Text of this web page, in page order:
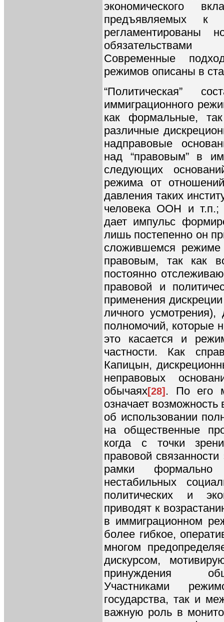
экономического
предъявляемых к
регламентированы
обязательствами
Современные
режимов описаны в
“Политическая”
иммиграционного
как формальные,
различные
надправовые
над “правовым” в
следующих
режима от
давления таких
человека ООН и т.п.;
дает импульс
лишь постепенно он
сложившемся режиме
правовым, так как
постоянно
правовой и
применения
личного
полномочий, которые
это касается и
частности. Как
Капицын,
неправовых
обычаях[28]. По его
означает
об использовании
на общественные
когда с точки
правовой
рамки
нестабильных
политических и
приводят к
в иммиграционном
более гибкое,
многом
дискурсом,
принуждения
Участниками
государства, так и
важную роль в